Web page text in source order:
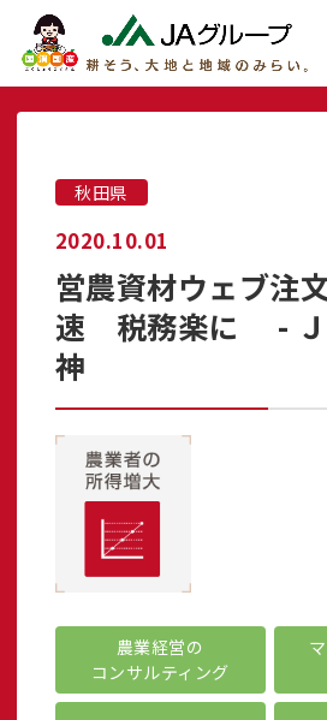
秋田県
2020.10.01
営農資材ウェブ注
速 税務楽に - Ｊ
神
農業経営の
コンサルティング